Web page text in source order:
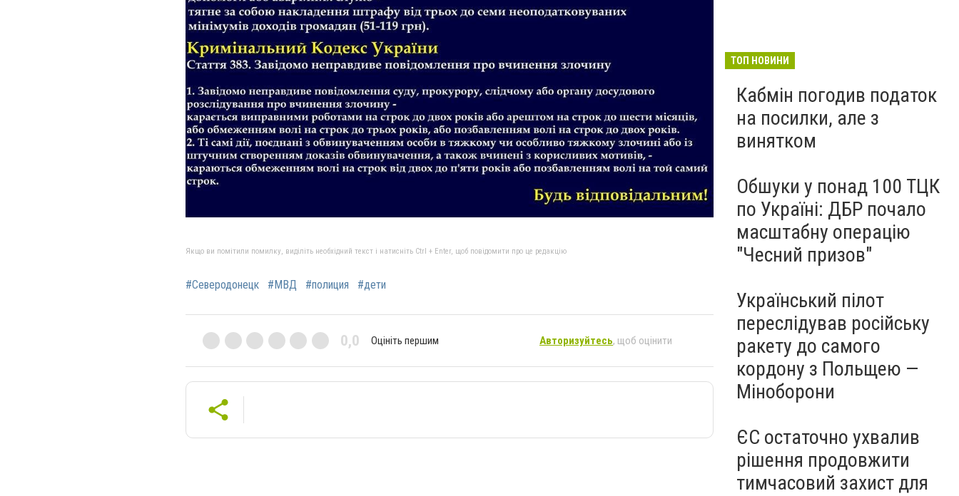
Якщо ви помітили помилку, виділіть необхідний текст і натисніть Ctrl + Enter, щоб повідомити про це редакцію
#Северодонецк #МВД #полиция #дети
0,0 Оцініть першим Авторизуйтесь, щоб оцінити
ТОП НОВИНИ
Кабмін погодив податок
на посилки, але з
винятком
Обшуки у понад 100 ТЦК
по Україні: ДБР почало
масштабну операцію
"Чесний призов"
Український пілот
переслідував російську
ракету до самого
кордону з Польщею —
Міноборони
ЄС остаточно ухвалив
рішення продовжити
тимчасовий захист для